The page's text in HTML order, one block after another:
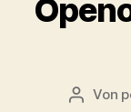
Von